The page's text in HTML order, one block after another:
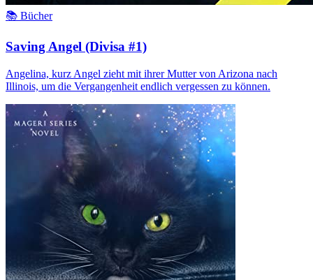
📚 Bücher
Saving Angel (Divisa #1)
Angelina, kurz Angel zieht mit ihrer Mutter von Arizona nach
Illinois, um die Vergangenheit endlich vergessen zu können.